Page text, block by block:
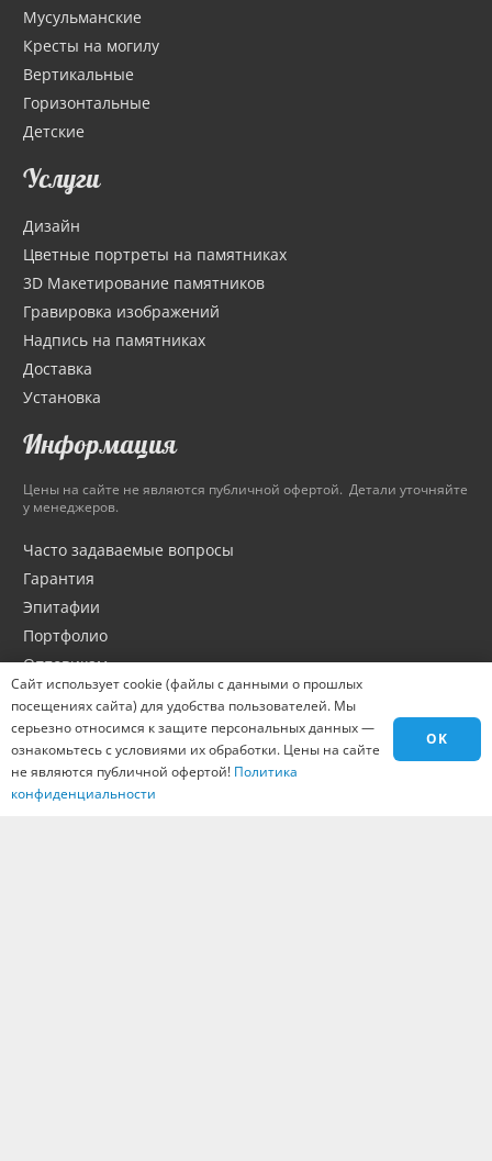
Мусульманские
Кресты на могилу
Вертикальные
Горизонтальные
Детские
Услуги
Дизайн
Цветные портреты на памятниках
3D Макетирование памятников
Гравировка изображений
Надпись на памятниках
Доставка
Установка
Информация
Цены на сайте не являются публичной офертой. Детали уточняйте
у менеджеров.
Часто задаваемые вопросы
Гарантия
Эпитафии
Портфолио
Оптовикам
Материалы
Города
Контакты
Вакансии
Сайт использует cookie (файлы с данными о прошлых
посещениях сайта) для удобства пользователей. Мы
серьезно относимся к защите персональных данных —
ознакомьтесь с условиями их обработки. Цены на сайте
не являются публичной офертой! Политика
конфиденциальности
OK